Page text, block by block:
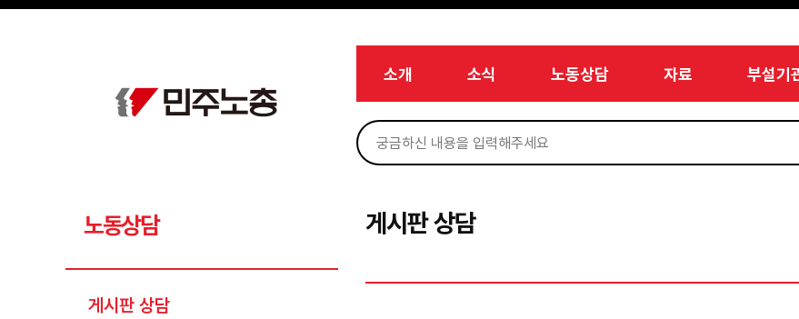
메뉴 건너뛰기
소개 소식 노동상담 자료 부설기
노동상담
게시판 상담
게시판 상담
권리찾기수첩 검색
찾아보기
노동조합 가입 안내
Sketchbook5, 스케치북5
Sketchbook5, 스케치북5